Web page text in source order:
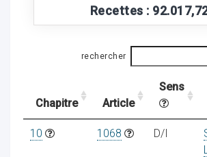
Recettes :
rechercher
Chapitre Article
Sens
10 1068 D/I